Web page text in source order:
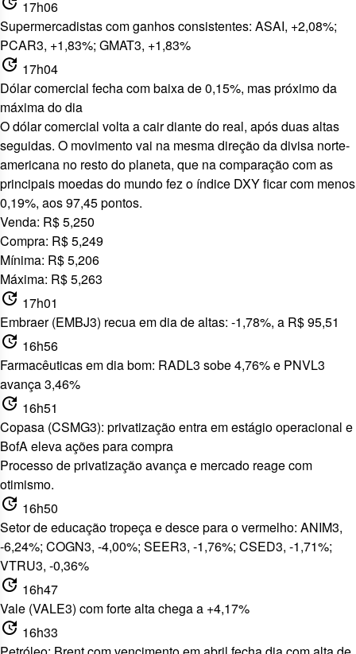
17h06
Supermercadistas com ganhos consistentes: ASAI, +2,08%;
PCAR3, +1,83%; GMAT3, +1,83%
update 17h04
Dólar comercial fecha com baixa de 0,15%, mas próximo da
máxima do dia
O dólar comercial volta a cair diante do real, após duas altas
seguidas. O movimento vai na mesma direção da divisa norte-
americana no resto do planeta, que na comparação com as
principais moedas do mundo fez o índice DXY ficar com menos
0,19%, aos 97,45 pontos.
Venda: R$ 5,250
Compra: R$ 5,249
Mínima: R$ 5,206
Máxima: R$ 5,263
update 17h01
Embraer (EMBJ3) recua em dia de altas: -1,78%, a R$ 95,51
update 16h56
Farmacêuticas em dia bom: RADL3 sobe 4,76% e PNVL3
avança 3,46%
update 16h51
Copasa (CSMG3): privatização entra em estágio operacional e
BofA eleva ações para compra
Processo de privatizaçãoavança e mercado reage com
otimismo.
update 16h50
Setor de educação tropeça e desce para o vermelho: ANIM3,
-6,24%; COGN3, -4,00%; SEER3, -1,76%; CSED3, -1,71%;
VTRU3, -0,36%
update 16h47
Vale (VALE3) com forte alta chega a +4,17%
update 16h33